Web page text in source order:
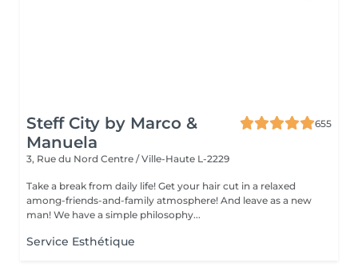
Steff City by Marco &
Manuela
655
3, Rue du Nord Centre / Ville-Haute L-2229
Take a break from daily life! Get your hair cut in a relaxed
among-friends-and-family atmosphere! And leave as a new
man! We have a simple philosophy...
Service Esthétique